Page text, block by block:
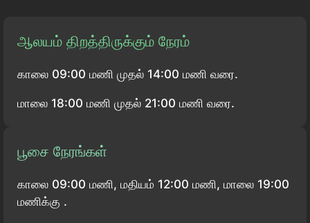
ஆலயம் திறத்திருக்கும் நேரம்
காலை 09:00 மணி முதல் 14:00 மணி வரை.
மாலை 18:00 மணி முதல் 21:00 மணி வரை.
பூசை நேரங்கள்
காலை 09:00 மணி, மதியம் 12:00 மணி, மாலை 19:00
மணிக்கு .